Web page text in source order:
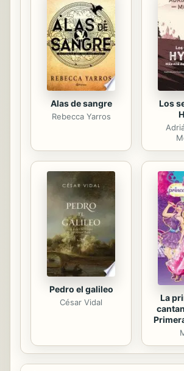
oriental de lo centros
su importancia para el
y mental, sino también
ráctica de ejercicios
estos centrosde
Alas de sangre
Rebecca Yarros
Los
Pedro el galileo
César Vidal
La